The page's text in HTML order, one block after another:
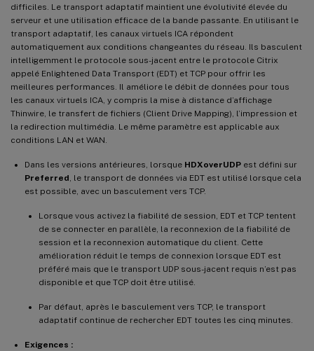
difficiles. Le transport adaptatif maintient une évolutivité élevée du
serveur et une utilisation efficace de la bande passante. En utilisant le
transport adaptatif, les canaux virtuels ICA répondent
automatiquement aux conditions changeantes du réseau. Ils basculent
intelligemment le protocole sous-jacent entre le protocole Citrix
appelé Enlightened Data Transport (EDT) et TCP pour offrir les
meilleures performances. Il améliore le débit de données pour tous
les canaux virtuels ICA, y compris la mise à distance d’affichage
Thinwire, le transfert de fichiers (Client Drive Mapping), l’impression et
la redirection multimédia. Le même paramètre est applicable aux
conditions LAN et WAN.
Dans les versions antérieures, lorsque HDXoverUDP est défini sur
Preferred, le transport de données via EDT est utilisé lorsque cela
est possible, avec un basculement vers TCP.
Lorsque vous activez la fiabilité de session, EDT et TCP tentent
de se connecter en parallèle, la reconnexion de la fiabilité de
session et la reconnexion automatique du client. Cette
amélioration réduit le temps de connexion lorsque EDT est
préféré mais que le transport UDP sous-jacent requis n’est pas
disponible et que TCP doit être utilisé.
Par défaut, après le basculement vers TCP, le transport
adaptatif continue de rechercher EDT toutes les cinq minutes.
Exigences :